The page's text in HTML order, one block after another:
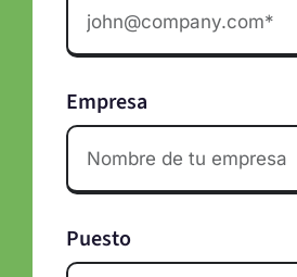
Empresa
Puesto